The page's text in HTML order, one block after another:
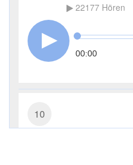
22177Hören
00:00
10